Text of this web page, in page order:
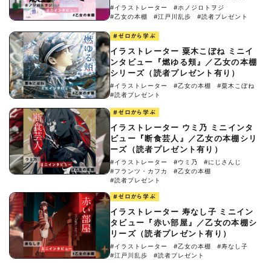
#イラストレーター
#ホノジロトヲジ
#乙女の本棚
#江戸川乱歩 #読者プレゼント
#ゼロから学ぶ
イラストレーター 粟木こぼね ミニイ
ンタビュー『燃ゆる頬』／乙女の本棚
シリーズ（読者プレゼント有り）
#イラストレーター #乙女の本棚
#粟木こぼね
#読者プレゼント
#ゼロから学ぶ
イラストレーター ウミ乃 ミニインタ
ビュー『断食芸人』／乙女の本棚シリ
ーズ（読者プレゼント有り）
#イラストレーター #ウミ乃
#にじさんじ
#フランツ・カフカ
#乙女の本棚
#読者プレゼント
#ゼロから学ぶ
イラストレーター 寿なし子 ミニイン
タビュー『赤い部屋』／乙女の本棚シ
リーズ（読者プレゼント有り）
#イラストレーター #乙女の本棚
#寿なし子
#江戸川乱歩
#読者プレゼント